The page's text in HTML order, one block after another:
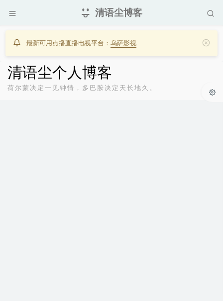
清语尘博客
最新可用点播直播电视平台： 乌萨影视
清语尘个人博客
荷尔蒙决定一见钟情，多巴胺决定天长地久。